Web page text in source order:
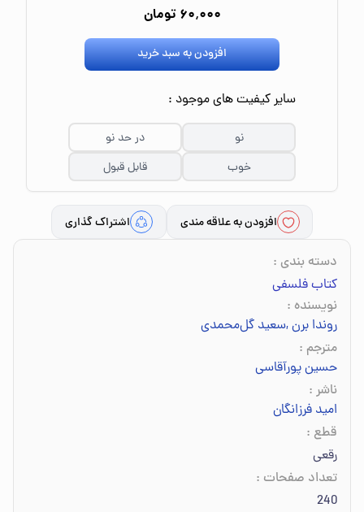
۶۰٬۰۰۰ تومان
افزودن به سبد خرید
سایر کیفیت های موجود :
نو
در حد نو
خوب
قابل قبول
افزودن به علاقه مندی اشتراک گذاری
دسته بندی :
کتاب فلسفی
نویسنده :
روندا برن,سعید گل‌محمدی
مترجم :
حسین پورآقاسی
ناشر :
امید فرزانگان
قطع :
رقعی
تعداد صفحات :
240